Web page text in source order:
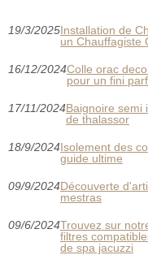
19/3/2025Installation de
un Chauffagiste
16/12/2024Colle orac
pour un fini
17/11/2024Baignoire semi
de thalassor
18/9/2024Isolement des
guide ultime
09/9/2024Découverte
mestras
09/6/2024Trouvez sur
filtres
de spa jacuzzi